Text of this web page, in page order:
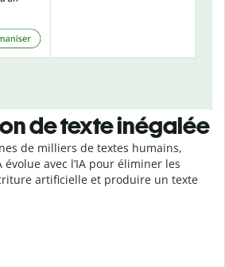
de texte inégalée
de milliers de textes humains,
avec l’IA pour éliminer les
artificielle et produire un texte